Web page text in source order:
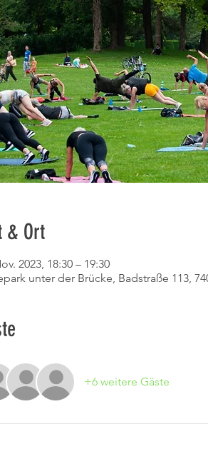
& Ort
2023, 18:30 – 19:30
unter der Brücke, Badstraße 113,
+6 weitere Gäste